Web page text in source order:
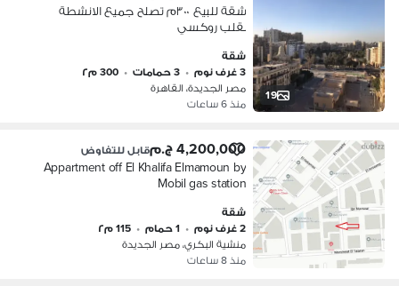
19
شقة للبيع ٣٠٠م تصلح جميع الانشطة
بقلب روكسي
شقة
3 غرف نوم
• 3 حمامات • 300 م٢
مصر الجديدة، القاهرة
منذ 6 ساعات
4,200,000 ج.م قابل للتفاوض
Appartment off El Khalifa Elmamoun by
Mobil gas station
شقة
2 غرف نوم
• 1 حمام • 115 م٢
منشية البكري، مصر الجديدة
منذ 8 ساعات